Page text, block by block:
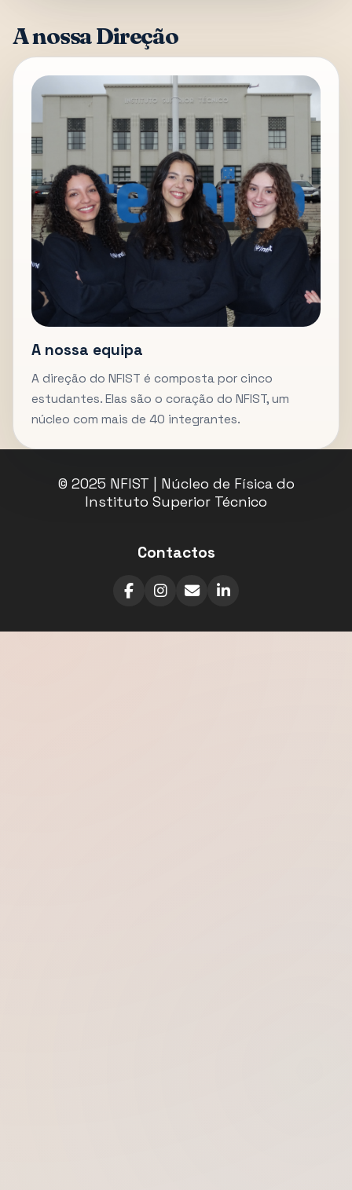
A nossa Direção
A nossa equipa
A direção do NFIST é composta por cinco
estudantes. Elas são o coração do NFIST, um
núcleo com mais de 40 integrantes.
© 2025 NFIST | Núcleo de Física do
Instituto Superior Técnico
Contactos